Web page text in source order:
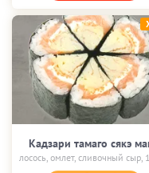
Кадзари тамаго сякэ
лосось, омлет, сливочный сыр,